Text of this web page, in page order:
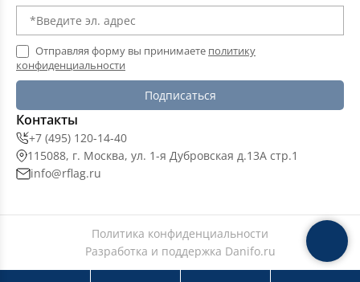
Отправляя форму вы принимаете политику
конфиденциальности
Подписаться
Контакты
+7 (495) 120-14-40
115088, г. Москва, ул. 1-я Дубровская д.13А стр.1
info@rflag.ru
Политика конфиденциальности
Разработка и поддержка Danifo.ru